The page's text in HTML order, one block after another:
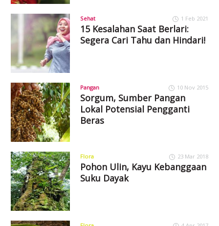
Sehat 1 Feb 2021
15 Kesalahan Saat Berlari:
Segera Cari Tahu dan Hindari!
Pangan 10 Nov 2015
Sorgum, Sumber Pangan
Lokal Potensial Pengganti
Beras
Flora 23 Mar 2018
Pohon Ulin, Kayu Kebanggaan
Suku Dayak